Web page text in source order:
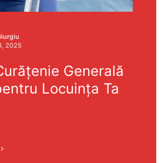
2025
Generală
Locuința Ta